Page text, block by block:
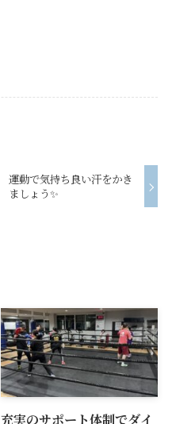
運動で気持ち良い汗をかき
ましょう✨
充実のサポート体制でダイ